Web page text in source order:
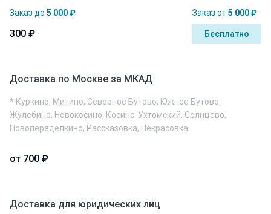
Заказ до 5 000 ₽
300 ₽
Заказ от5 000 ₽
Бесплатно
Доставка по Москве за МКАД
* Куркино, Митино, Северное Бутово, Южное Бутово,
Жулебино, Новокосино, Косино-Ухтомский, Солнцево,
Новопеределкино, Рассказовка, Некрасовка
от 700 ₽
Доставка для юридических лиц